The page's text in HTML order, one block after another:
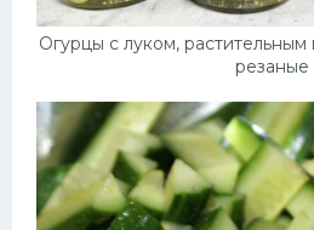
Огурцы с луком,
резаные